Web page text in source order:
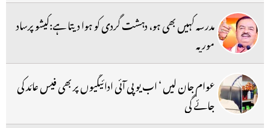
مدرسہ کہیں بھی ہو، دہشت گردی کو ہوا دیتا ہے:کیشو پرساد
موریہ
عوام جان لیں ‘ اب یو پی آئی ادائیگیوں پر بھی فیس عائد کی
جائے گی